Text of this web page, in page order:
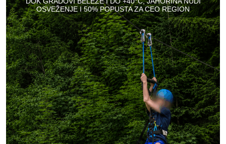
OSVEŽENJE I 50% POPUSTA ZA CEO REGION